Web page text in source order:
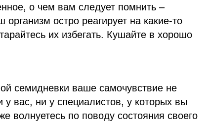
о чем вам следует помнить –
остро реагирует на какие-то
их избегать. Кушайте в хорошо
семидневки ваше самочувствие не
у вас, ни у специалистов, у которых вы
волнуетесь по поводу состояния своего